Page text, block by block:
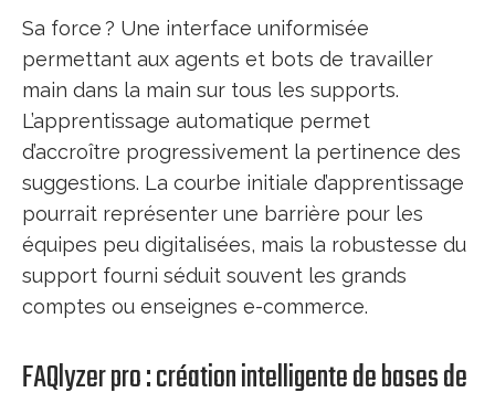
Sa force ? Une interface uniformisée
permettant aux agents et bots de travailler
main dans la main sur tous les supports.
L’apprentissage automatique permet
d’accroître progressivement la pertinence des
suggestions. La courbe initiale d’apprentissage
pourrait représenter une barrière pour les
équipes peu digitalisées, mais la robustesse du
support fourni séduit souvent les grands
comptes ou enseignes e-commerce.
FAQlyzer pro : création intelligente de bases de